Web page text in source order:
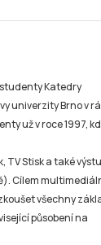
Katedry
univerzity Brno v
už v roce 1997,
TV Stisk a také
Cílem
všechny
působení na